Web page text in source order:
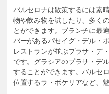
バルセロナは散策するには素
物や飲み物を試したり、多く
とができます。ブランチに最
バーがあるパセイグ・デル・
レストランが並ぶプラサ・デ
です。グラシアのプラサ・デ
することができます。バルセ
位置するラ・ボケリアなど、